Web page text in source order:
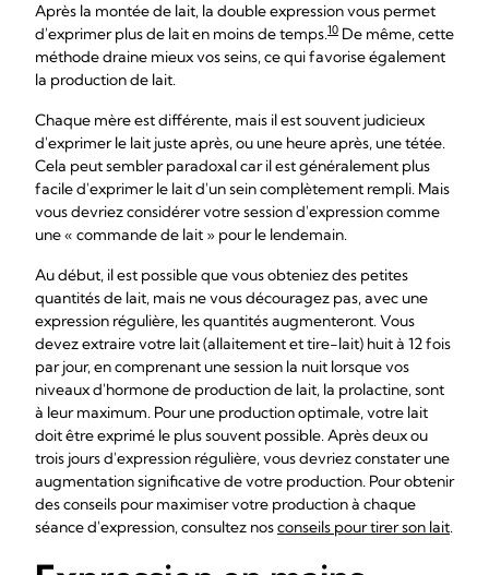
Après la montée de lait, la double expression vous permet
d'exprimer plus de lait en moins de temps.10 De même, cette
méthode draine mieux vos seins, ce qui favorise également
la production de lait.
Chaque mère est différente, mais il est souvent judicieux
d'exprimer le lait juste après, ou une heure après, une tétée.
Cela peut sembler paradoxal car il est généralement plus
facile d'exprimer le lait d'un sein complètement rempli. Mais
vous devriez considérer votre session d'expression comme
une « commande de lait » pour le lendemain.
Au début, il est possible que vous obteniez des petites
quantités de lait, mais ne vous découragez pas, avec une
expression régulière, les quantités augmenteront. Vous
devez extraire votre lait (allaitement et tire-lait) huit à 12 fois
par jour, en comprenant une session la nuit lorsque vos
niveaux d'hormone de production de lait, la prolactine, sont
à leur maximum. Pour une production optimale, votre lait
doit être exprimé le plus souvent possible. Après deux ou
trois jours d'expression régulière, vous devriez constater une
augmentation significative de votre production. Pour obtenir
des conseils pour maximiser votre production à chaque
séance d'expression, consultez nosconseils pour tirer son lait.